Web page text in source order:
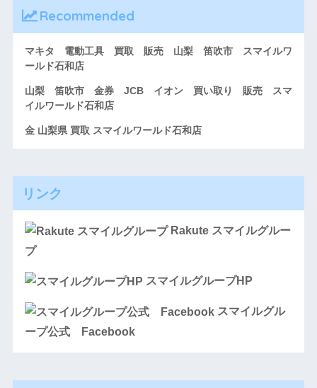
Recommended
マキタ 電動工具 買取 販売 山梨 笛吹市 スマイルワ
ールド石和店
山梨 笛吹市 金券 JCB イオン 買い取り 販売 スマ
イルワールド石和店
金 山梨県 買取 スマイルワールド石和店
リンク
Rakute スマイルグルー
プ
スマイルグループHP
スマイルグル
ープ公式 Facebook